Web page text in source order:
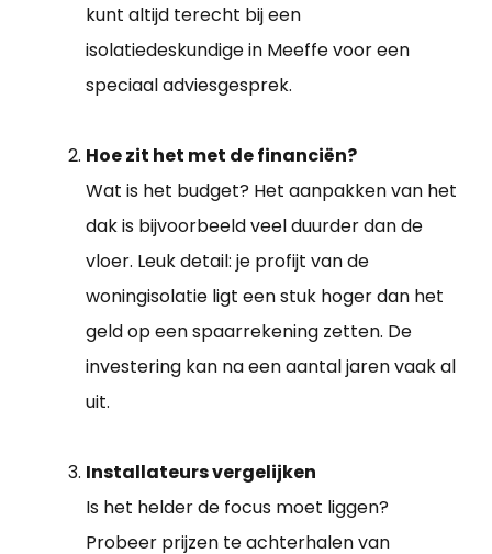
kunt altijd terecht bij een
isolatiedeskundige in Meeffe voor een
speciaal adviesgesprek.
Hoe zit het met de financiën?
Wat is het budget? Het aanpakken van het
dak is bijvoorbeeld veel duurder dan de
vloer. Leuk detail: je profijt van de
woningisolatie ligt een stuk hoger dan het
geld op een spaarrekening zetten. De
investering kan na een aantal jaren vaak al
uit.
Installateurs vergelijken
Is het helder de focus moet liggen?
Probeer prijzen te achterhalen van